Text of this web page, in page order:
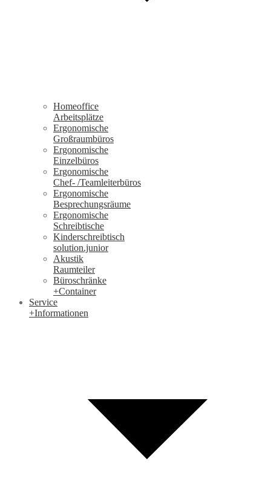
Homeoffice
Arbeitsplätze
Ergonomische
Großraumbüros
Ergonomische
Einzelbüros
Ergonomische
Chef- /Teamleiterbüros
Ergonomische
Besprechungsräume
Ergonomische
Schreibtische
Kinderschreibtisch
solution.junior
Akustik
Raumteiler
Büroschränke
+Container
Service
+Informationen